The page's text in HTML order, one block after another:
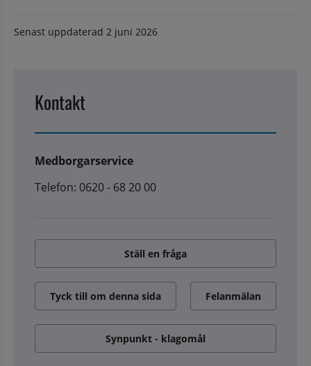
Senast uppdaterad 2 juni 2026
Kontakt
Medborgarservice
Telefon: 0620 - 68 20 00
Ställ en fråga
Tyck till om denna sida Felanmälan
Synpunkt - klagomål